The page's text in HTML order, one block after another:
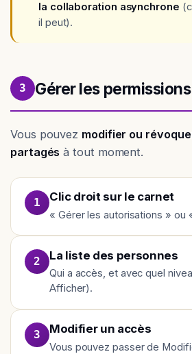
la collaboration asynchrone
il peut).
3 Gérer les permissions
Vous pouvez modifier ou
partagés à tout moment.
1 Clic droit sur le carnet
« Gérer les autorisations » ou
2 La liste des personnes
Qui a accès, et avec quel
Afficher).
3 Modifier un accès
Vous pouvez passer de